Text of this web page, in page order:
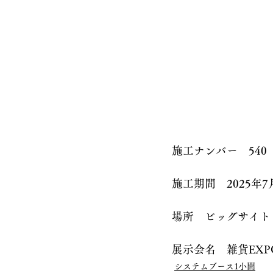
施工ナンバー　540
施工期間　2025年7
場所　ビッグサイト
展示会名　雑貨
システムブース1小間